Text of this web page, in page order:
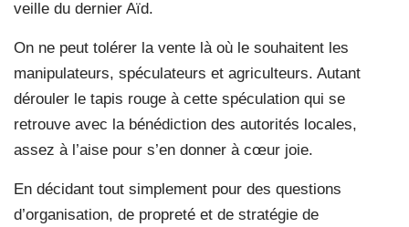
veille du dernier Aïd.
On ne peut tolérer la vente là où le souhaitent les
manipulateurs, spéculateurs et agriculteurs. Autant
dérouler le tapis rouge à cette spéculation qui se
retrouve avec la bénédiction des autorités locales,
assez à l’aise pour s’en donner à cœur joie.
En décidant tout simplement pour des questions
d’organisation, de propreté et de stratégie de